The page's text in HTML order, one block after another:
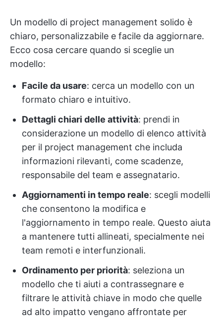
Un modello di project management solido è
chiaro, personalizzabile e facile da aggiornare.
Ecco cosa cercare quando si sceglie un
modello:
Facile da usare: cerca un modello con un
formato chiaro e intuitivo.
Dettagli chiari delle attività: prendi in
considerazione un modello di elenco attività
per il project management che includa
informazioni rilevanti, come scadenze,
responsabile del team e assegnatario.
Aggiornamenti in tempo reale: scegli modelli
che consentono la modifica e
l'aggiornamento in tempo reale. Questo aiuta
a mantenere tutti allineati, specialmente nei
team remoti e interfunzionali.
Ordinamento per priorità: seleziona un
modello che ti aiuti a contrassegnare e
filtrare le attività chiave in modo che quelle
ad alto impatto vengano affrontate per